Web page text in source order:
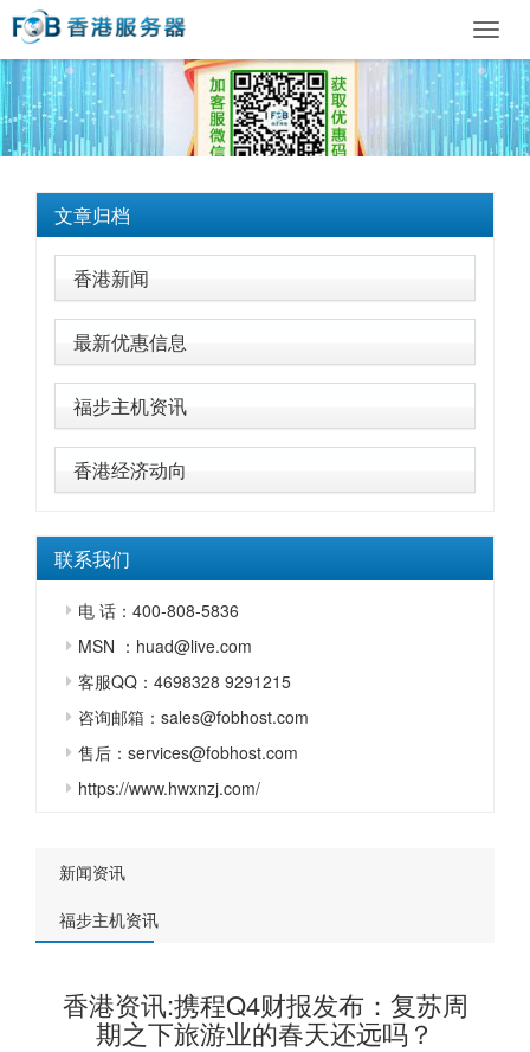
文章归档
香港新闻
最新优惠信息
福步主机资讯
香港经济动向
联系我们
电 话：400-808-5836
MSN ：huad@live.com
客服QQ：4698328 9291215
咨询邮箱：sales@fobhost.com
售后：services@fobhost.com
https://www.hwxnzj.com/
新闻资讯
福步主机资讯
香港资讯:携程Q4财报发布：复苏周
期之下旅游业的春天还远吗？